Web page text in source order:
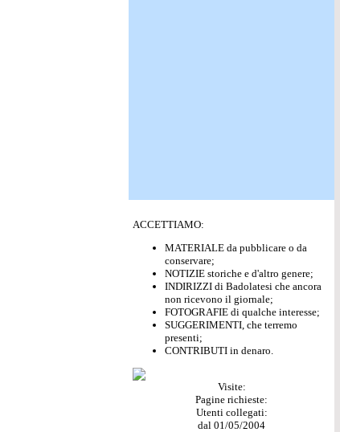
ACCETTIAMO:
MATERIALE da pubblicare o da
conservare;
NOTIZIE storiche e d'altro genere;
INDIRIZZI di Badolatesi che ancora
non ricevono il giornale;
FOTOGRAFIE di qualche interesse;
SUGGERIMENTI, che terremo
presenti;
CONTRIBUTI in denaro.
Visite:
Pagine richieste:
Utenti collegati:
dal 01/05/2004